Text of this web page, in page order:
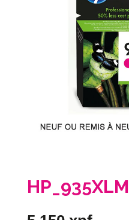
HP_935XLM